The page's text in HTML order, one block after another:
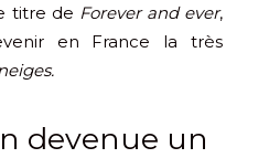
titre de Forever and ever,
en France la très
devenue un